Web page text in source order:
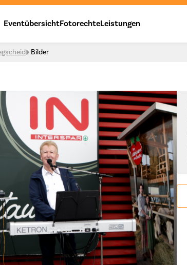
EventübersichtFotorechteLeistungen
Bilder